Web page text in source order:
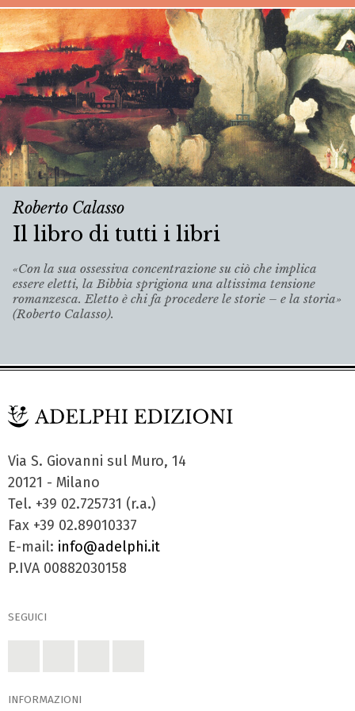
Roberto Calasso
Il libro di tutti i libri
«Con la sua ossessiva concentrazione su ciò che implica
essere eletti, la Bibbia sprigiona una altissima tensione
romanzesca. Eletto è chi fa procedere le storie – e la storia»
(Roberto Calasso).
Via S. Giovanni sul Muro, 14
20121 - Milano
Tel. +39 02.725731 (r.a.)
Fax +39 02.89010337
E-mail: info@adelphi.it
P.IVA 00882030158
SEGUICI
INFORMAZIONI